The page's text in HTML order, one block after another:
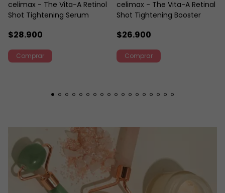
celimax - The Vita-A Retinol
Shot Tightening Serum
$28.900
celimax - The Vita-A Retinal
Shot Tightening Booster
$26.900